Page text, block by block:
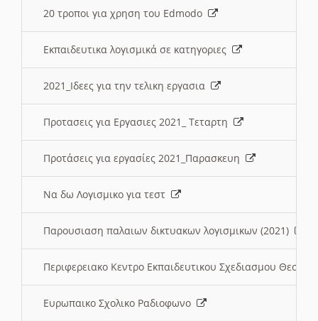
20 τροποι για χρηση του Edmodo
Εκπαιδευτικα λογισμικά σε κατηγοριες
2021_Ιδεες για την τελικη εργασια
Προτασεις για Εργασιες 2021_ Τεταρτη
Προτάσεις για εργασίες 2021_Παρασκευη
Να δω Λογισμικο για τεστ
Παρουσιαση παλαιων δικτυακων λογισμικων (2021)
Περιφερειακο Κεντρο Εκπαιδευτικου Σχεδιασμου
Ευρωπαικο Σχολικο Ραδιοφωνο